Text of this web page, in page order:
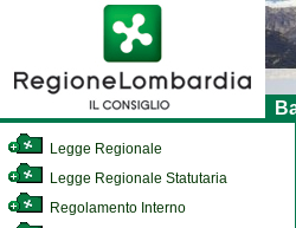
Legge Regionale
Legge Regionale Statutaria
Regolamento Interno